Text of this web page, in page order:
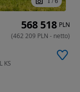
KS
568 518 PLN
(462 209 PLN - netto)